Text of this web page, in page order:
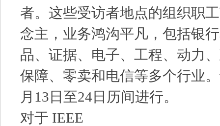
者。这些受访者地点的组织职
念主，业务鸿沟平凡，包括银
品、证据、电子、工程、动力
保障、零卖和电信等多个行业
月13日至24日历间进行。
对于 IEEE